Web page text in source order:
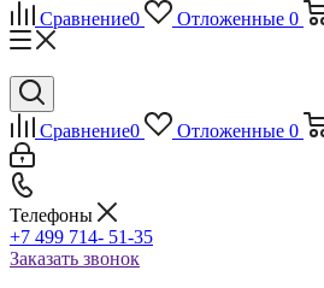
Сравнение0 Отложенные 0
Сравнение0 Отложенные 0
Телефоны
+7 499 714- 51-35
Заказать звонок